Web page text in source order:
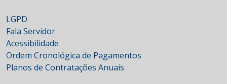
LGPD
Fala Servidor
Acessibilidade
Ordem Cronológica de Pagamentos
Planos de Contratações Anuais